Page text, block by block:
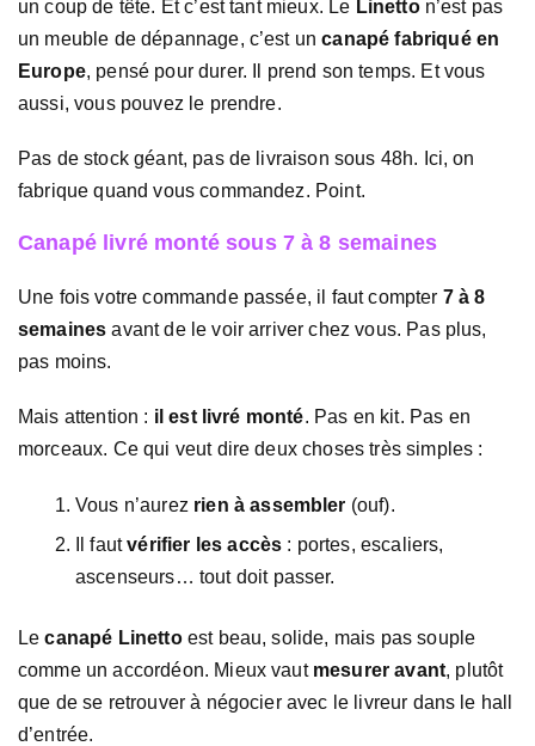
un coup de tête. Et c’est tant mieux. Le Linetton’est pas
un meuble de dépannage, c’est uncanapé fabriqué en
Europe, pensé pour durer. Il prend son temps. Et vous
aussi, vous pouvez le prendre.
Pas de stock géant, pas de livraison sous 48h. Ici, on
fabrique quand vous commandez. Point.
Canapé livré monté sous 7 à 8 semaines
Une fois votre commande passée, il faut compter 7 à 8
semaines avant de le voir arriver chez vous. Pas plus,
pas moins.
Mais attention : il est livré monté. Pas en kit. Pas en
morceaux. Ce qui veut dire deux choses très simples :
Vous n’aurez rien à assembler (ouf).
Il fautvérifier les accès : portes, escaliers,
ascenseurs… tout doit passer.
Lecanapé Linettoest beau, solide, mais pas souple
comme un accordéon. Mieux vaut mesurer avant, plutôt
que de se retrouver à négocier avec le livreur dans le hall
d’entrée.